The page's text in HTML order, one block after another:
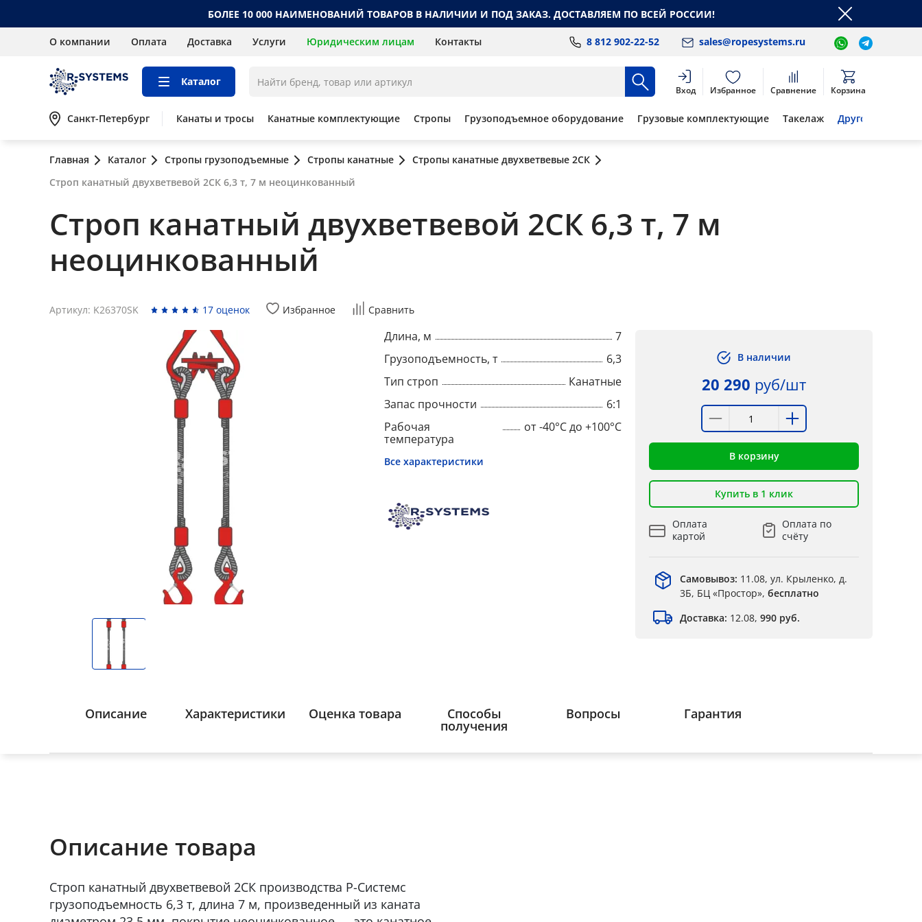
БОЛЕЕ 10 000 НАИМЕНОВАНИЙ ТОВАРОВ В НАЛИЧИИ И ПОД ЗАКАЗ. ДОСТАВЛЯЕМ ПО ВСЕЙ РОССИИ!
О компании Оплата Доставка Услуги Юридическим лицам Контакты 8 812 902-22-52 sales@ropesystems.ru
Каталог
Вход Избранное Сравнение Корзина
Санкт-Петербург Канаты и тросы Канатные комплектующие Стропы Грузоподъемное оборудование Грузовые комплектующие Такелаж Другое
Главная Каталог Стропы грузоподъемные Стропы канатные
Стропы канатные двухветвевые 2СК
Строп канатный двухветвевой 2СК 6,3 т, 7 м неоцинкованный
Строп канатный двухветвевой 2СК 6,3 т, 7 м
неоцинкованный
Артикул: K26370SK 17 оценок Избранное Сравнить
Длина, м
7
Грузоподъемность, т
6,3
Тип строп
Канатные
Запас прочности
6:1
Рабочая
температура
от -40°C до +100°C
Все характеристики
В наличии
20 290 руб/шт
В корзину
Купить в 1 клик
Оплата
картой
Оплата по
счёту
Самовывоз: 11.08, ул. Крыленко, д.
3Б, БЦ «Простор», бесплатно
Доставка: 12.08, 990 руб.
Описание Характеристики Оценка товара Способы
получения
Вопросы Гарантия
Описание товара
Строп канатный двухветвевой 2СК производства Р-Системс
грузоподъемность 6,3 т, длина 7 м, произведенный из каната